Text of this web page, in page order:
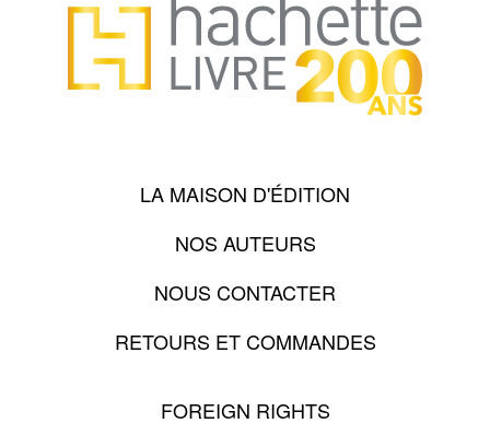
LA MAISON D'ÉDITION
NOS AUTEURS
NOUS CONTACTER
RETOURS ET COMMANDES
FOREIGN RIGHTS